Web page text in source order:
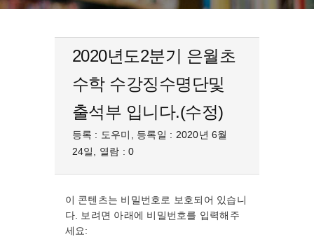
2020년도2분기 은월초
수학 수강징수명단및
출석부 입니다.(수정)
등록 : 도우미, 등록일 : 2020년 6월
24일, 열람 : 0
이 콘텐츠는 비밀번호로 보호되어 있습니
다. 보려면 아래에 비밀번호를 입력해주
세요: